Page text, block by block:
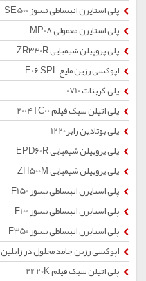
پلی استایرن انبساطی نسوز SE500
پلی استایرن معمولی MP08
پلی پروپیلن شیمیایی ZR340R
اپوکسی رزین مایع E06 SPL
پلی کربنات 0710
پلی اتیلن سبک فیلم 2004TC00
پلی بوتادین رابر1220
پلی پروپیلن شیمیایی EPD60R
پلی پروپیلن شیمیایی ZH500M
پلی استایرن انبساطی نسوز F150
پلی استایرن انبساطی نسوز F100
پلی استایرن انبساطی نسوز F350
اپوکسی رزین جامد محلول در زایلین
پلی اتیلن سبک فیلم 2420K